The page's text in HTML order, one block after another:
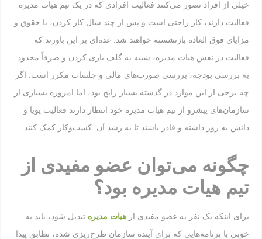
خیلی از افراد تصور می‌کنند فعالیت افرادی که در یک تیم هیات مدیره
فعالیت دارند، کار راحتی است و پس از چند سال کار کردن، با حقوق و
مزایای فوق العاده بازنشسته خواهند شد. عده‌ای بر این باورند که
فعالیت در نقش هیات مدیره، شبیه به گلف بازی کردن و صرفاً محدود
به بررسی بودجه، بررسی صورت‌های مالی و جلسات مکرر است. اگر
چه برخی از این موارد در گذشته بسیار رایج بود، اما امروزه بسیاری از
سازمان‌های پیشرو از تیم هیات مدیره خود انتظار دارند فعالیت پویا و
دانش به روز داشته و قادر باشند تا به رشد آن کسب‌وکار کمک کنند.
چگونه می‌توان عضو مفیدی از
تیم هیات مدیره بود؟
برای اینکه یک نفر به عضو مفیدی از هیات مدیره تبدیل شود، باید به
خوبی با برنامه‌هایی که برای آینده سازمان‌ طرح‌ریزی شده، تطابق پیدا